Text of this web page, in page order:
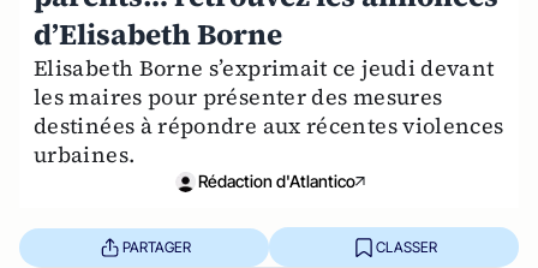
d’Elisabeth Borne
Elisabeth Borne s’exprimait ce jeudi devant
les maires pour présenter des mesures
destinées à répondre aux récentes violences
urbaines.
Rédaction d'Atlantico
PARTAGER CLASSER